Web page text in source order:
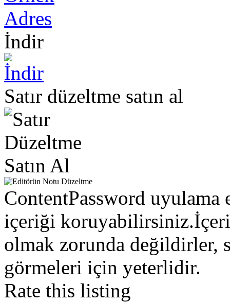
İndir
Satır düzeltme satın al
ContentPassword
içeriği
olmak zorunda değildirler,
görmeleri için yeterlidir.
Rate this listing